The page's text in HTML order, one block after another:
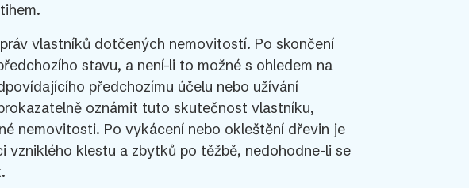
vlastníků dotčených nemovitostí. Po skončení
stavu, a není-li to možné s ohledem na
předchozímu účelu nebo užívání
oznámit tuto skutečnost vlastníku,
nemovitosti. Po vykácení nebo okleštění dřevin je
vzniklého klestu a zbytků po těžbě, nedohodne-li se